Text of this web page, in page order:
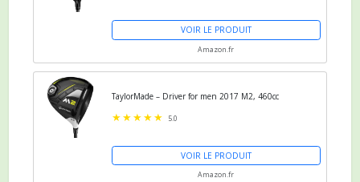
VOIR LE PRODUIT
Amazon.fr
TaylorMade – Driver for men 2017 M2, 460cc
5.0
VOIR LE PRODUIT
Amazon.fr